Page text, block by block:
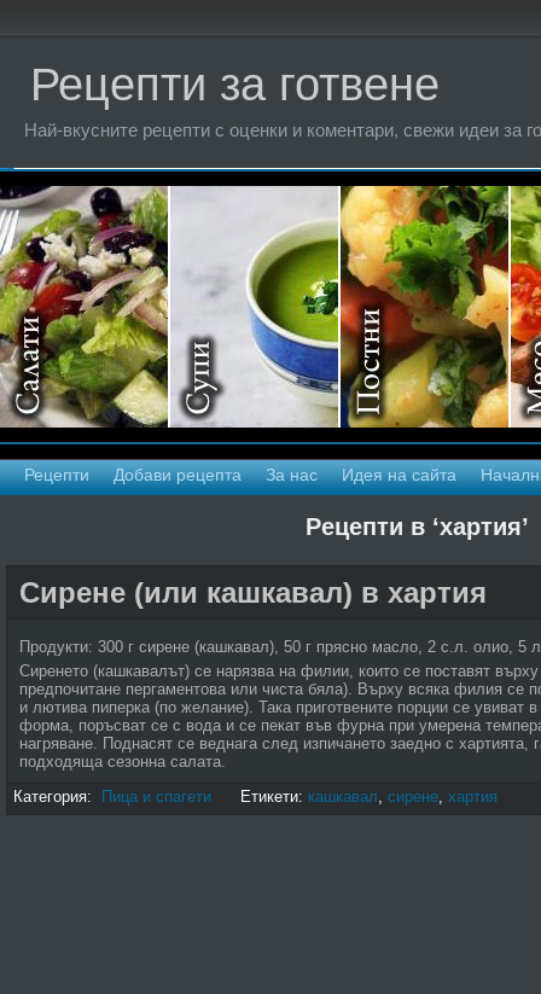
Рецепти за готвене
Най-вкусните рецепти с оценки и коментари, свежи идеи за
Рецепти Добави рецепта За нас Идея на сайта
Рецепти в ‘хартия’
Сирене (или кашкавал) в хартия
Продукти: 300 г сирене (кашкавал), 50 г прясно масло, 2 с.л. олио, 5
Сиренето (кашкавалът) се нарязва на филии, които се поставят
предпочитане пергаментова или чиста бяла). Върху всяка филия се
и лютива пиперка (по желание). Така приготвените порции се увиват
форма, поръсват се с вода и се пекат във фурна при умерена
нагряване. Поднасят се веднага след изпичането заедно с
подходяща сезонна салата.
Категория:
Пица и спагети Етикети: кашкавал, сирене, хартия